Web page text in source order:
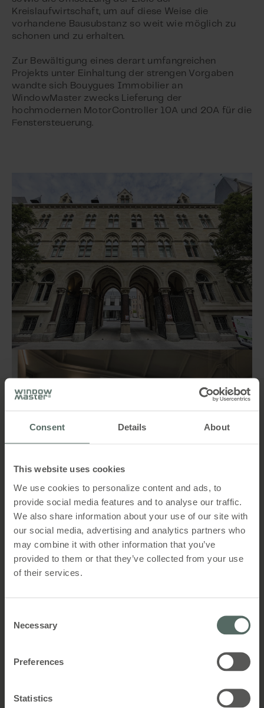
Consent Details About
This website uses cookies
We use cookies to personalize content and ads, to
provide social media features and to analyse our traffic.
We also share information about your use of our site with
our social media, advertising and analytics partners who
may combine it with other information that you’ve
provided to them or that they’ve collected from your use
of their services.
Selection
Necessary
Preferences
Statistics
Kreislaufwirtschaft, um auf diese Weise die
vorhandene Bausubstanz so weit wie möglich zu
schonen und zu erhalten.
Zur Bewältigung eines derart umfangreichen
Projekts unter Einhaltung der strengen Vorgaben
wandte sich Bouygues Immobilier an
WindowMaster zwecks Lieferung der
hochmodernen MotorController 10A und 20A für die
Fenstersteuerung.
Eine gesündere Lösung für ein
angenehmes Raumklima
2022 stattete WindowMaster die Fenster in den vier
Treppenhäusern des Gebäudes und in der Brauerei
Aufgrund der beträchtlichen Größe wurden zudem
WindowMaster arbeiten die Fensterantriebe perfekt